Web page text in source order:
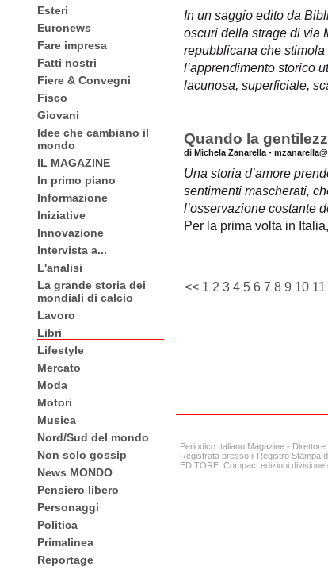
Esteri
Euronews
Fare impresa
Fatti nostri
Fiere & Convegni
Fisco
Giovani
Idee che cambiano il
mondo
IL MAGAZINE
In primo piano
Informazione
Iniziative
Innovazione
Intervista a...
L'analisi
La grande storia dei
mondiali di calcio
Lavoro
Libri
Lifestyle
Mercato
Moda
Motori
Musica
Nord/Sud del mondo
Non solo gossip
News MONDO
Pensiero libero
Personaggi
Politica
Primalinea
Reportage
In un saggio edito da
oscuri della strage di via
repubblicana che
l’apprendimento storico
lacunosa, superficiale,
Quando la
di Michela Zanarella -
Una storia d’amore
sentimenti mascherati,
l’osservazione costante
Per la prima volta in
<< 1 2 3 4 5 6 7 8 9 10 11
Periodico Italiano Magazine -
Registrata presso il Registro Stampa
EDITORE: Compact edizioni